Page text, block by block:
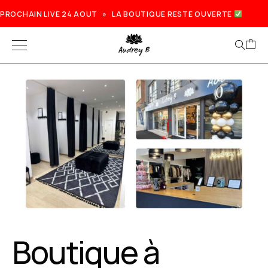
PROCHAIN LIVE 24 AOUT » LA BOUTIQUE RESTE OUVERTE
Prochain live lundi